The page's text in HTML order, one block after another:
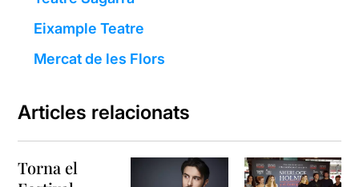
Eixample Teatre
Mercat de les Flors
Articles relacionats
Torna el